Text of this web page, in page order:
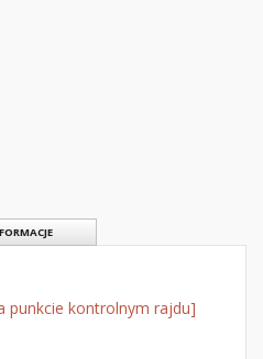
punkcie kontrolnym rajdu]